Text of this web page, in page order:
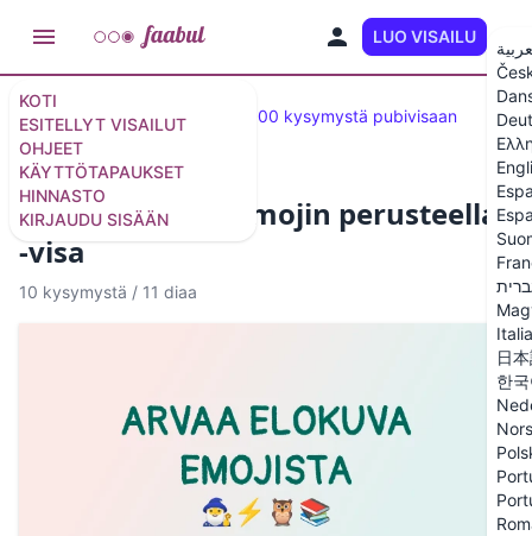
KOTI
ESITELLYT VISAILUT
OHJEET
KÄYTTÖTAPAUKSET
HINNASTO
KIRJAUDU SISÄÄN
LUO VISAILU
日
한
Suositeltavat tietokilpailut 100 kysymystä pubivisaan
Arvaa elokuva emojin perusteella
-visa
10 kysymystä / 11 diaa